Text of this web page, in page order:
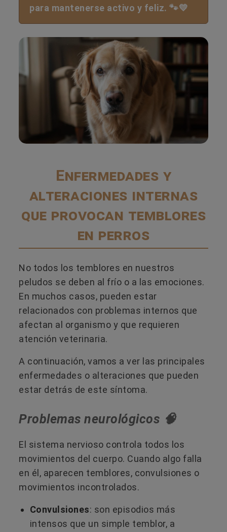
para mantenerse activo y feliz. 🐾💛
Enfermedades y
alteraciones internas
que provocan temblores
en perros
No todos los temblores en nuestros
peludos se deben al frío o a las emociones.
En muchos casos, pueden estar
relacionados con problemas internos que
afectan al organismo y que requieren
atención veterinaria.
A continuación, vamos a ver las principales
enfermedades o alteraciones que pueden
estar detrás de este síntoma.
Problemas neurológicos 🧠
El sistema nervioso controla todos los
movimientos del cuerpo. Cuando algo falla
en él, aparecen temblores, convulsiones o
movimientos incontrolados.
Convulsiones: son episodios más
intensos que un simple temblor, a